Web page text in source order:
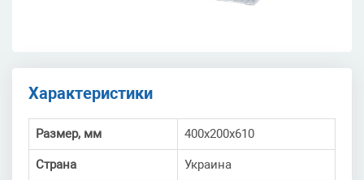
Характеристики
Размер, мм 400х200х610
Страна Украина